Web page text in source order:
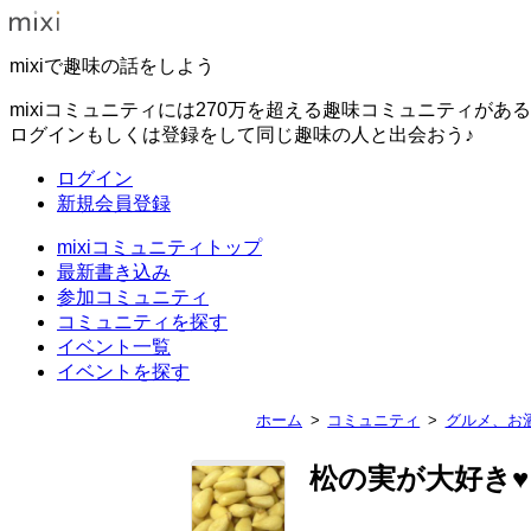
mixiで趣味の話をしよう
mixiコミュニティには270万を超える趣味コミュニティがある
ログインもしくは登録をして同じ趣味の人と出会おう♪
ログイン
新規会員登録
mixiコミュニティトップ
最新書き込み
参加コミュニティ
コミュニティを探す
イベント一覧
イベントを探す
ホーム コミュニティ グルメ、お
松の実が大好き♥